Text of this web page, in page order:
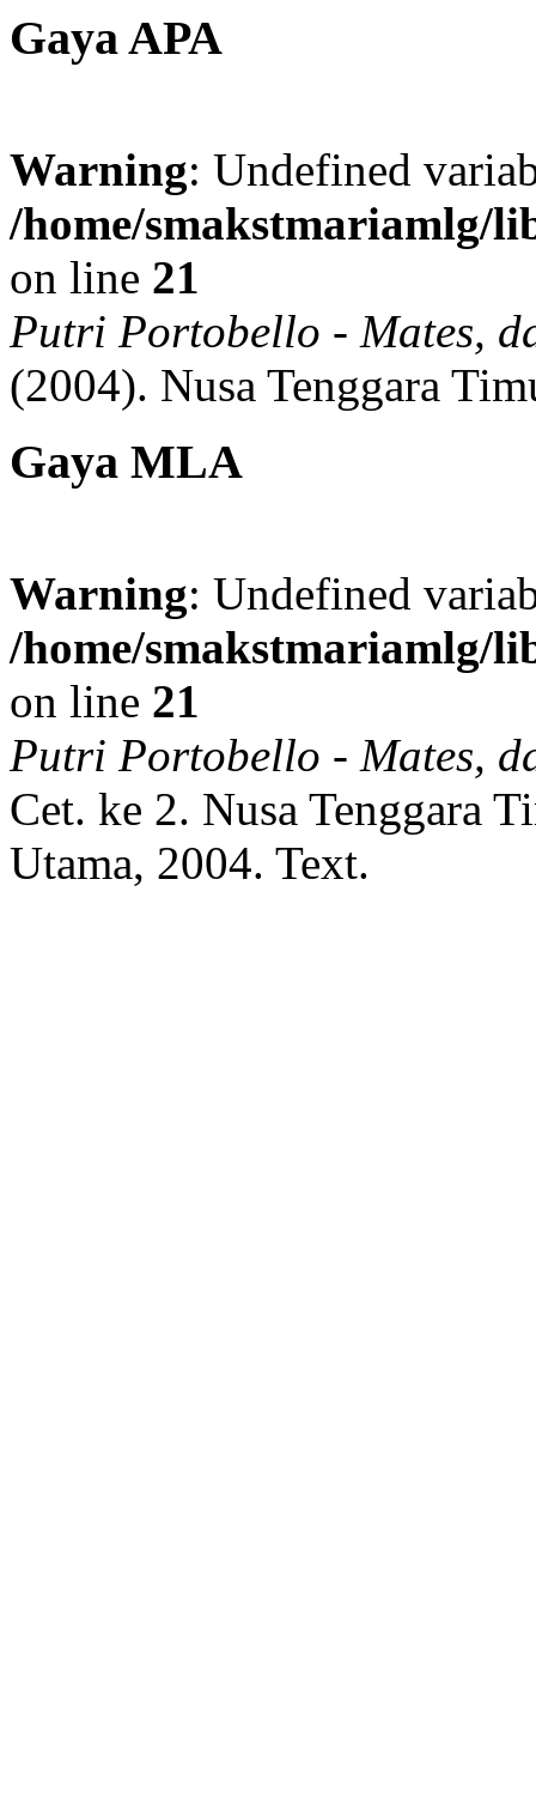
Gaya APA
Warning: Undefined
/home/smakstmariamlg/
on line 21
Putri Portobello - Mates,
(2004). Nusa Tenggara
Gaya MLA
Warning: Undefined
/home/smakstmariamlg/
on line 21
Putri Portobello - Mates,
Cet. ke 2. Nusa Tenggara
Utama, 2004. Text.